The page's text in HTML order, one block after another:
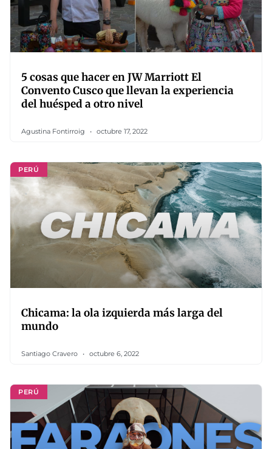
5 cosas que hacer en JW Marriott El
Convento Cusco que llevan la experiencia
del huésped a otro nivel
Agustina Fontirroig octubre 17, 2022
PERÚ
Chicama: la ola izquierda más larga del
mundo
Santiago Cravero octubre 6, 2022
PERÚ